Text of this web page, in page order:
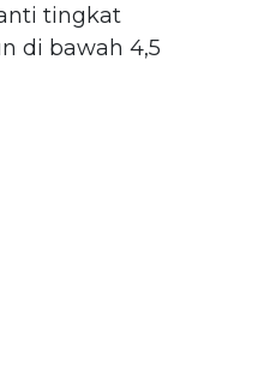
tingkat
di bawah 4,5